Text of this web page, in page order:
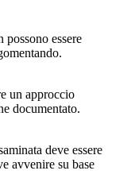
essere
un approccio
documentato.
deve essere
avvenire su base